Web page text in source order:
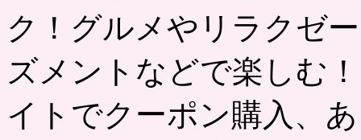
ク！グルメやリラクゼ
ズメントなどで楽しむ
イトでクーポン購入、